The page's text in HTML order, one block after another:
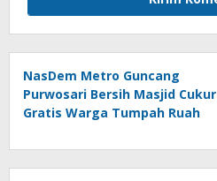
NasDem Metro Guncang
Purwosari Bersih Masjid Cukur
Gratis Warga Tumpah Ruah